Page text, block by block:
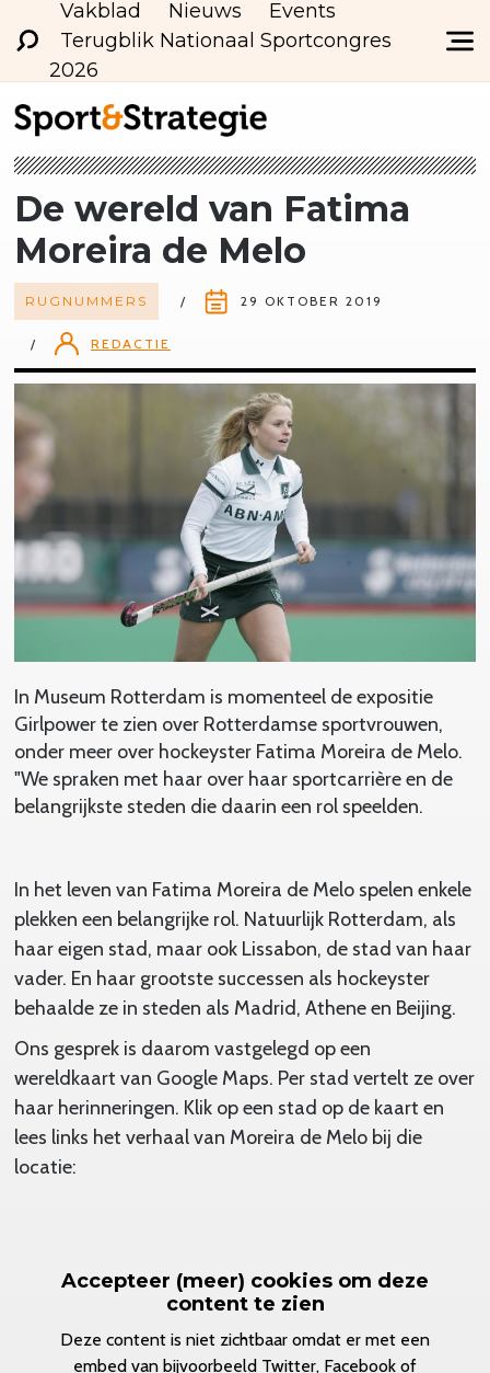
Vakblad Nieuws
Events
Terugblik Nationaal Sportcongres
2026
De wereld van Fatima
Moreira de Melo
RUGNUMMERS 29 OKTOBER 2019
REDACTIE
In Museum Rotterdam is momenteel de expositie
Girlpower te zien over Rotterdamse sportvrouwen,
onder meer over hockeyster Fatima Moreira de Melo.
"We spraken met haar over haar sportcarrière en de
belangrijkste steden die daarin een rol speelden.
In het leven van Fatima Moreira de Melo spelen enkele
plekken een belangrijke rol. Natuurlijk Rotterdam, als
haar eigen stad, maar ook Lissabon, de stad van haar
vader. En haar grootste successen als hockeyster
behaalde ze in steden als Madrid, Athene en Beijing.
Ons gesprek is daarom vastgelegd op een
wereldkaart van Google Maps. Per stad vertelt ze over
haar herinneringen. Klik op een stad op de kaart en
lees links het verhaal van Moreira de Melo bij die
locatie:
Accepteer (meer) cookies om deze
content te zien
Deze content is niet zichtbaar omdat er met een
embed van bijvoorbeeld Twitter, Facebook of